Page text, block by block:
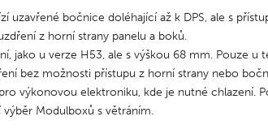
uzavřené bočnice doléhající až k DPS, ale s
z horní strany panelu a boků.
jako u verze H53, ale s výškou 68 mm. Pouze u
bez možnosti přístupu z horní strany nebo
výkonovou elektroniku, kde je nutné chlazení.
Modulboxů s větráním.